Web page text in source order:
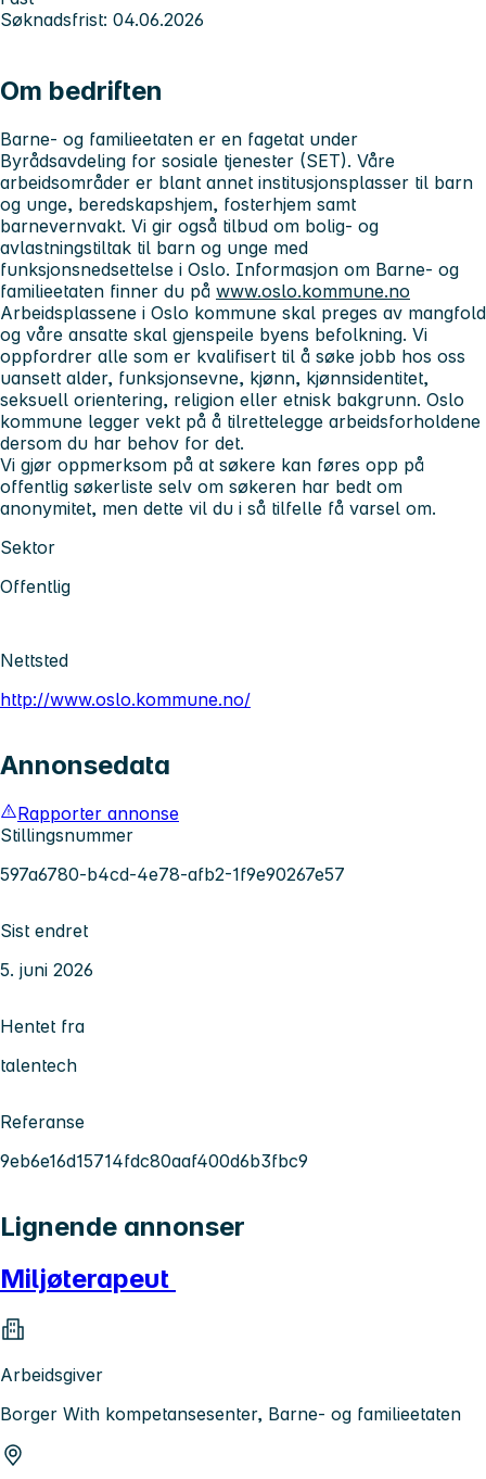
Søknadsfrist: 04.06.2026
Om bedriften
Barne- og familieetaten er en fagetat under
Byrådsavdeling for sosiale tjenester (SET). Våre
arbeidsområder er blant annet institusjonsplasser til barn
og unge, beredskapshjem, fosterhjem samt
barnevernvakt. Vi gir også tilbud om bolig- og
avlastningstiltak til barn og unge med
funksjonsnedsettelse i Oslo. Informasjon om Barne- og
familieetaten finner du på www.oslo.kommune.no
Arbeidsplassene i Oslo kommune skal preges av mangfold
og våre ansatte skal gjenspeile byens befolkning. Vi
oppfordrer alle som er kvalifisert til å søke jobb hos oss
uansett alder, funksjonsevne, kjønn, kjønnsidentitet,
seksuell orientering, religion eller etnisk bakgrunn. Oslo
kommune legger vekt på å tilrettelegge arbeidsforholdene
dersom du har behov for det.
Vi gjør oppmerksom på at søkere kan føres opp på
offentlig søkerliste selv om søkeren har bedt om
anonymitet, men dette vil du i så tilfelle få varsel om.
Sektor
Offentlig
Nettsted
http://www.oslo.kommune.no/
Annonsedata
Rapporter annonse
Stillingsnummer
597a6780-b4cd-4e78-afb2-1f9e90267e57
Sist endret
5. juni 2026
Hentet fra
talentech
Referanse
9eb6e16d15714fdc80aaf400d6b3fbc9
Lignende annonser
Miljøterapeut
Arbeidsgiver
Borger With kompetansesenter, Barne- og familieetaten